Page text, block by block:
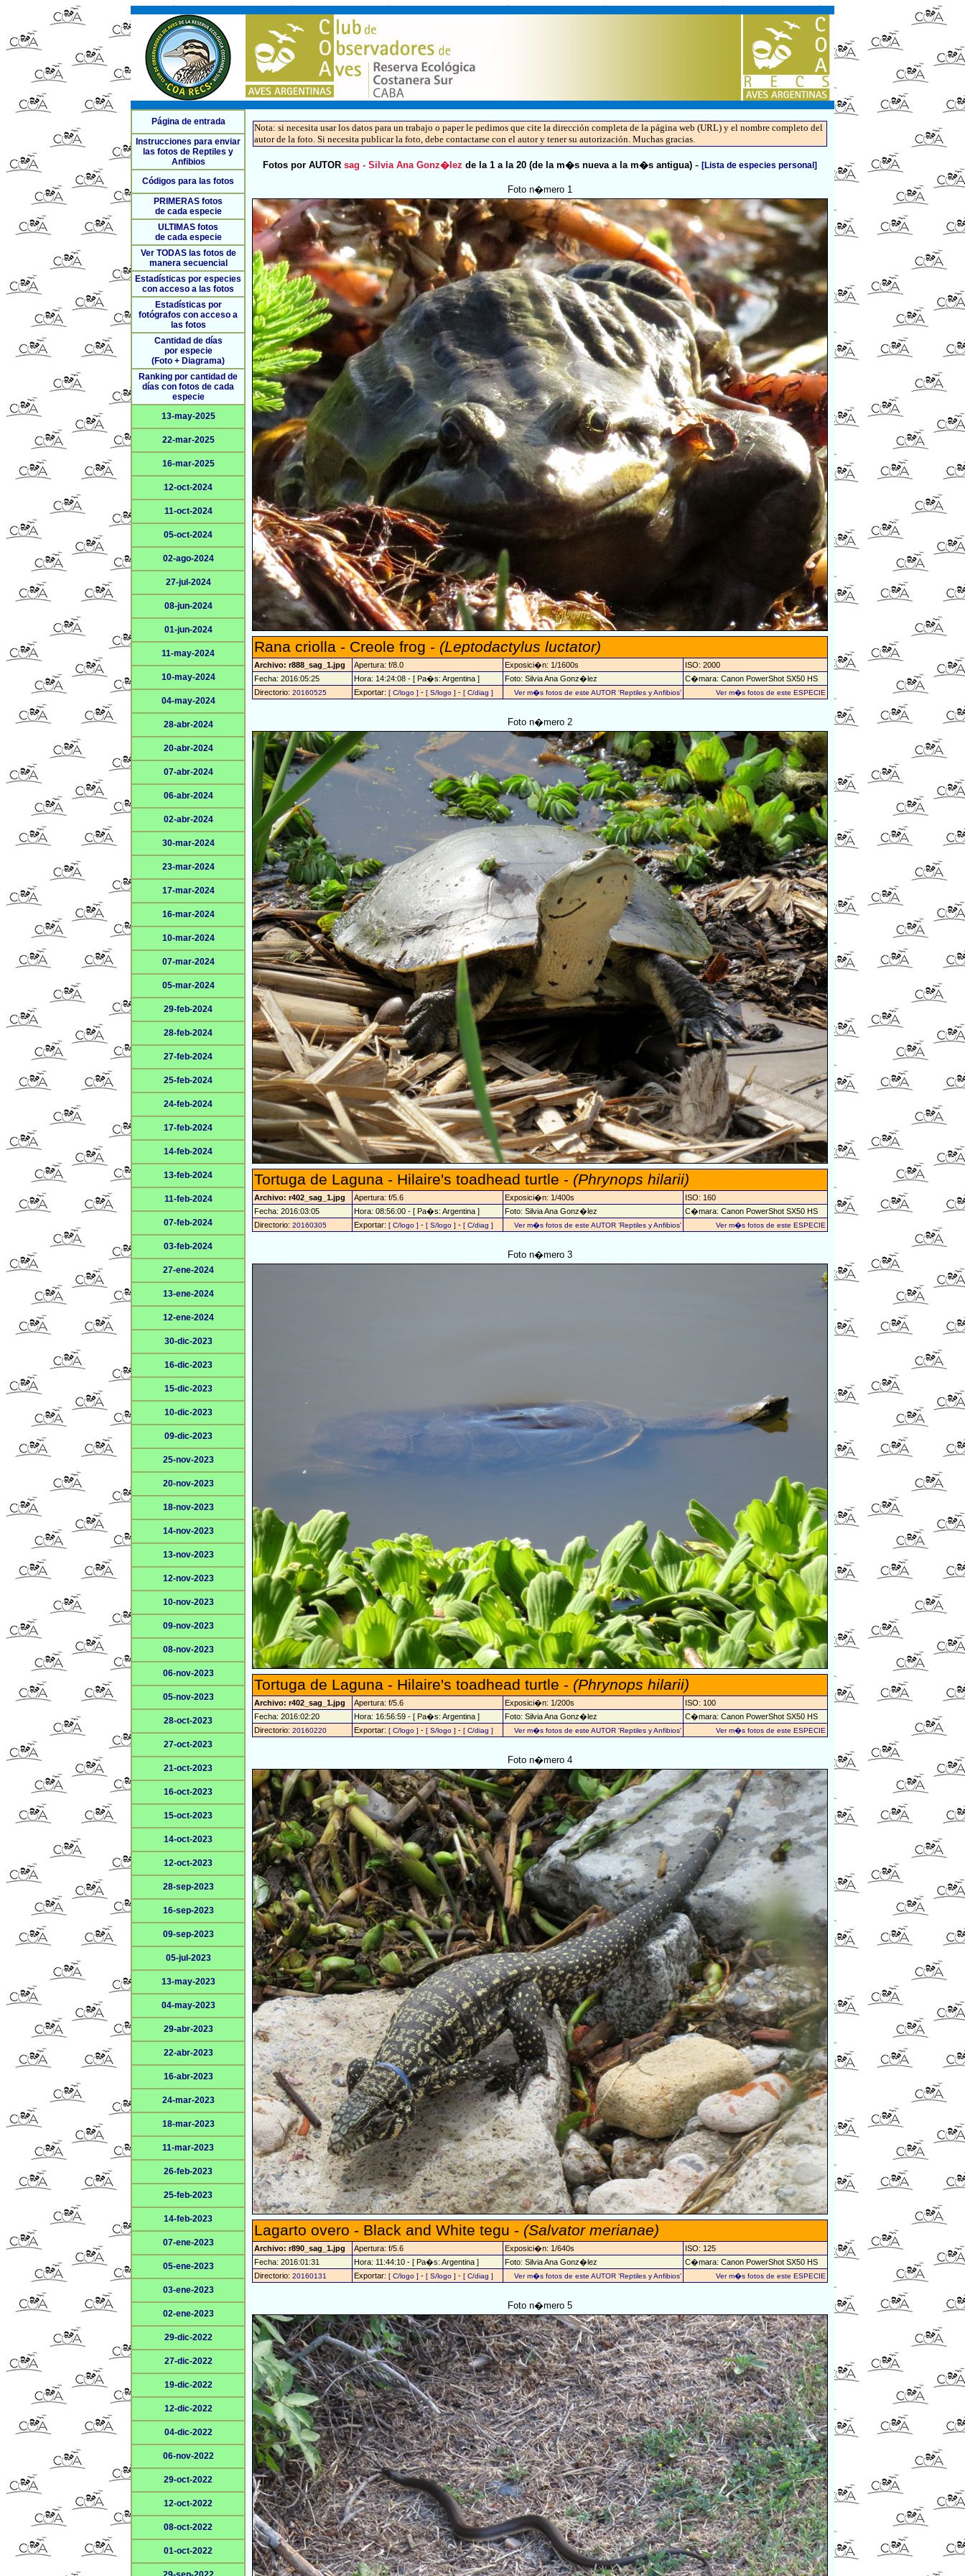
Página de entrada
Instrucciones para enviar
las fotos de Reptiles y
Anfibios
Códigos para las fotos
PRIMERAS fotos
de cada especie
ULTIMAS fotos
de cada especie
Ver TODAS las fotos de
manera secuencial
Estadísticas por especies
con acceso a las fotos
Estadísticas por
fotógrafos con acceso a
las fotos
Cantidad de días
por especie
(Foto + Diagrama)
Ranking por cantidad de
días con fotos de cada
especie
13-may-2025
22-mar-2025
16-mar-2025
12-oct-2024
11-oct-2024
05-oct-2024
02-ago-2024
27-jul-2024
08-jun-2024
01-jun-2024
11-may-2024
10-may-2024
04-may-2024
28-abr-2024
20-abr-2024
07-abr-2024
06-abr-2024
02-abr-2024
30-mar-2024
23-mar-2024
17-mar-2024
16-mar-2024
10-mar-2024
07-mar-2024
05-mar-2024
29-feb-2024
28-feb-2024
27-feb-2024
25-feb-2024
24-feb-2024
17-feb-2024
14-feb-2024
13-feb-2024
11-feb-2024
07-feb-2024
03-feb-2024
27-ene-2024
13-ene-2024
12-ene-2024
30-dic-2023
16-dic-2023
15-dic-2023
10-dic-2023
09-dic-2023
25-nov-2023
20-nov-2023
18-nov-2023
14-nov-2023
13-nov-2023
12-nov-2023
10-nov-2023
09-nov-2023
08-nov-2023
06-nov-2023
05-nov-2023
28-oct-2023
27-oct-2023
21-oct-2023
16-oct-2023
15-oct-2023
14-oct-2023
12-oct-2023
28-sep-2023
16-sep-2023
09-sep-2023
05-jul-2023
13-may-2023
04-may-2023
29-abr-2023
22-abr-2023
16-abr-2023
24-mar-2023
18-mar-2023
11-mar-2023
26-feb-2023
25-feb-2023
14-feb-2023
07-ene-2023
05-ene-2023
03-ene-2023
02-ene-2023
29-dic-2022
27-dic-2022
19-dic-2022
12-dic-2022
04-dic-2022
06-nov-2022
29-oct-2022
12-oct-2022
08-oct-2022
01-oct-2022
Nota: si necesita usar los datos para un trabajo o paper le pedimos que cite la dirección completa de la página web (URL) y el nombre completo del
autor de la foto. Si necesita publicar la foto, debe contactarse con el autor y tener su autorización. Muchas gracias.
Fotos por AUTOR sag - Silvia Ana Gonz�lez de la 1 a la 20 (de la m�s nueva a la m�s antigua) - [Lista de especies personal]
Foto n�mero 1
Rana criolla - Creole frog - (Leptodactylus luctator)
Archivo: r888_sag_1.jpg Apertura: f/8.0 Exposici�n: 1/1600s
ISO: 2000
Fecha: 2016:05:25
Hora: 14:24:08 - [ Pa�s: Argentina ] Foto: Silvia Ana Gonz�lez
C�mara: Canon PowerShot SX50 HS
Directorio: 20160525 Exportar: [ C/logo ] - [ S/logo ] - [ C/diag ] Ver m�s fotos de este AUTOR 'Reptiles y Anfibios' Ver m�s fotos de este ESPECIE
Foto n�mero 2
Tortuga de Laguna - Hilaire's toadhead turtle - (Phrynops hilarii)
Archivo: r402_sag_1.jpg Apertura: f/5.6 Exposici�n: 1/400s
ISO: 160
Fecha: 2016:03:05
Hora: 08:56:00 - [ Pa�s: Argentina ] Foto: Silvia Ana Gonz�lez
C�mara: Canon PowerShot SX50 HS
Directorio: 20160305 Exportar: [ C/logo ] - [ S/logo ] - [ C/diag ] Ver m�s fotos de este AUTOR 'Reptiles y Anfibios' Ver m�s fotos de este ESPECIE
Foto n�mero 3
Tortuga de Laguna - Hilaire's toadhead turtle - (Phrynops hilarii)
Archivo: r402_sag_1.jpg Apertura: f/5.6 Exposici�n: 1/200s
ISO: 100
Fecha: 2016:02:20
Hora: 16:56:59 - [ Pa�s: Argentina ] Foto: Silvia Ana Gonz�lez
C�mara: Canon PowerShot SX50 HS
Directorio: 20160220 Exportar: [ C/logo ] - [ S/logo ] - [ C/diag ] Ver m�s fotos de este AUTOR 'Reptiles y Anfibios' Ver m�s fotos de este ESPECIE
Foto n�mero 4
Lagarto overo - Black and White tegu - (Salvator merianae)
Archivo: r890_sag_1.jpg Apertura: f/5.6 Exposici�n: 1/640s
ISO: 125
Fecha: 2016:01:31
Hora: 11:44:10 - [ Pa�s: Argentina ] Foto: Silvia Ana Gonz�lez
C�mara: Canon PowerShot SX50 HS
Directorio: 20160131 Exportar: [ C/logo ] - [ S/logo ] - [ C/diag ] Ver m�s fotos de este AUTOR 'Reptiles y Anfibios' Ver m�s fotos de este ESPECIE
Foto n�mero 5